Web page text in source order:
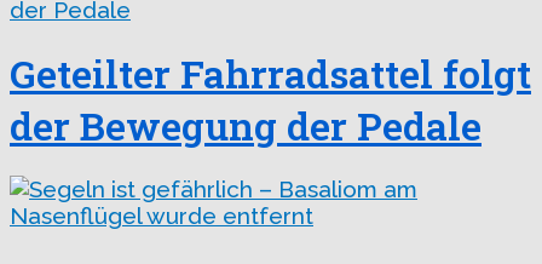
Geteilter Fahrradsattel folgt
der Bewegung der Pedale